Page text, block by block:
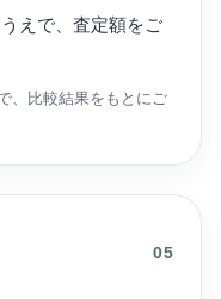
えで、査定額をご
、比較結果をもとにご
05